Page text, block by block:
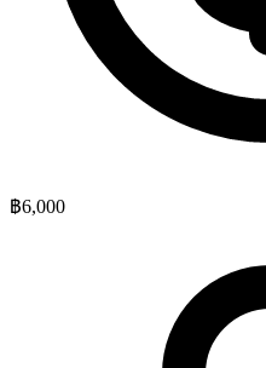
฿6,000